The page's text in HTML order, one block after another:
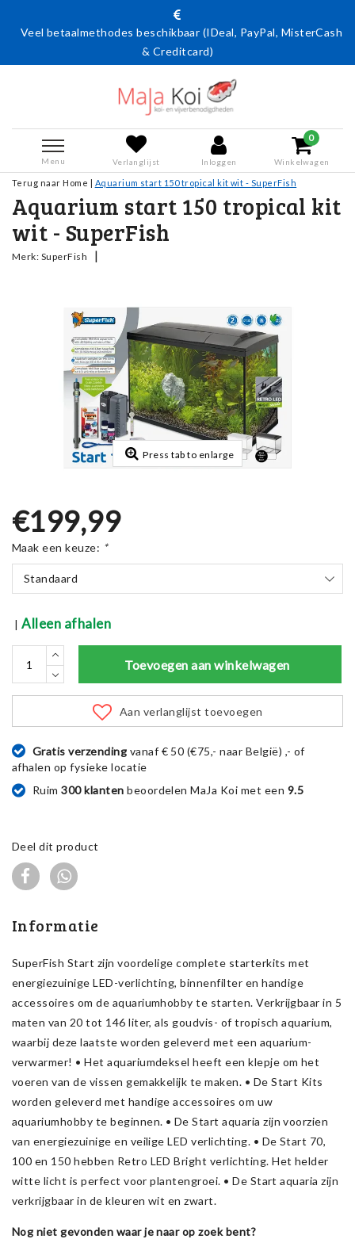
Veel betaalmethodes beschikbaar (IDeal, PayPal, MisterCash
& Creditcard)
Menu Verlanglijst Inloggen
0
Winkelwagen
Terug naar Home | Aquarium start 150 tropical kit wit - SuperFish
Aquarium start 150 tropical kit
wit - SuperFish
Merk: SuperFish |
Press tab to enlarge
€199,99
Maak een keuze: *
Standaard
|Alleen afhalen
Toevoegen aan winkelwagen
Aan verlanglijst toevoegen
Gratis verzending vanaf € 50 (€75,- naar België) ,- of
afhalen op fysieke locatie
Ruim300 klanten beoordelen MaJa Koi met een 9.5
Deel dit product
Informatie
SuperFish Start zijn voordelige complete starterkits met
energiezuinige LED-verlichting, binnenfilter en handige
accessoires om de aquarium­hobby te starten. Verkrijgbaar in 5
maten van 20 tot 146 liter, als goudvis- of tropisch aquarium,
waarbij deze laatste worden geleverd met een aquarium­
verwarmer! • Het aquariumdeksel heeft een klepje om het
voeren van de vissen gemakkelijk te maken. • De Start Kits
worden geleverd met handige accessoires om uw
aquariumhobby te beginnen. • De Start aquaria zijn voorzien
van energiezuinige en veilige LED verlichting. • De Start 70,
100 en 150 hebben Retro LED Bright verlichting. Het helder
witte licht is perfect voor plantengroei. • De Start aquaria zijn
verkrijgbaar in de kleuren wit en zwart.
Nog niet gevonden waar je naar op zoek bent?